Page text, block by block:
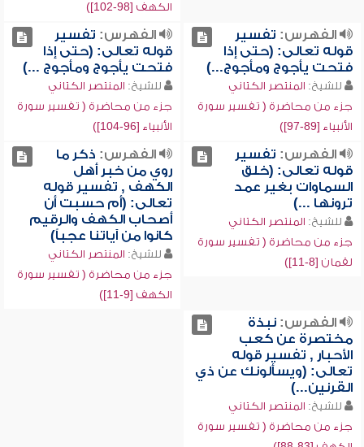
الكهف [98-102])
الفهرس: تفسير
قوله تعالى: (حتى إذا
فتحت يأجوج ومأجوج...)
للشيخ: المنتصر الكتاني
جزء من محاضرة ( تفسير سورة
الأنبياء [89-97])
الفهرس: تفسير
قوله تعالى: (حتى إذا
فتحت يأجوج ومأجوج ...)
للشيخ: المنتصر الكتاني
جزء من محاضرة ( تفسير سورة
الأنبياء [96-104])
الفهرس: تفسير
قوله تعالى: (خلق
السماوات بغير عمد
ترونها ...)
للشيخ: المنتصر الكتاني
جزء من محاضرة ( تفسير سورة
لقمان [8-11])
الفهرس: ذكر ما
روي من خبر أهل
الكهف , تفسير قوله
تعالى: (أم حسبت أن
أصحاب الكهف والرقيم
كانوا من آياتنا عجباً)
للشيخ: المنتصر الكتاني
جزء من محاضرة ( تفسير سورة
الكهف [9-11])
الفهرس:نبذة
مختصرة عن كعب
الأحبار , تفسير قوله
تعالى: (ويسألونك عن ذي
القرنين...)
للشيخ: المنتصر الكتاني
جزء من محاضرة ( تفسير سورة